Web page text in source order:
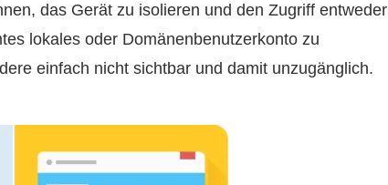
das Gerät zu isolieren und den Zugriff entweder
lokales oder Domänenbenutzerkonto zu
einfach nicht sichtbar und damit unzugänglich.